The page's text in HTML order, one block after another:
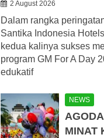
2 August 2026
Dalam rangka
Santika Indonesia
kedua kalinya sukses
program GM For A Day
edukatif
NEWS
MINAT